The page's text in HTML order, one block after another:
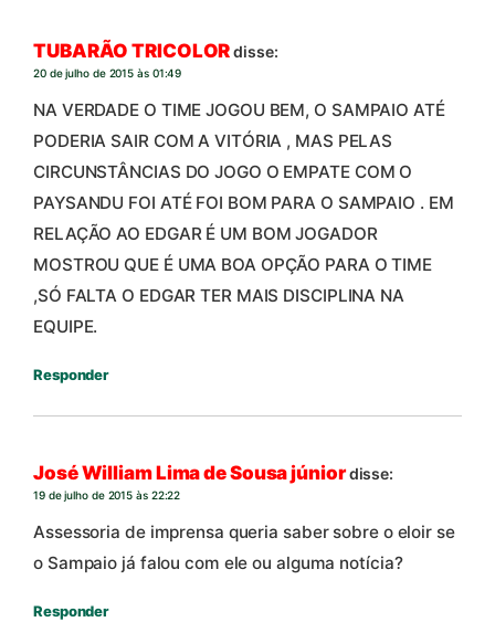
TUBARÃO TRICOLORdisse:
20 de julho de 2015 às 01:49
NA VERDADE O TIME JOGOU BEM, O SAMPAIO ATÉ
PODERIA SAIR COM A VITÓRIA , MAS PELAS
CIRCUNSTÂNCIAS DO JOGO O EMPATE COM O
PAYSANDU FOI ATÉ FOI BOM PARA O SAMPAIO . EM
RELAÇÃO AO EDGAR É UM BOM JOGADOR
MOSTROU QUE É UMA BOA OPÇÃO PARA O TIME
,SÓ FALTA O EDGAR TER MAIS DISCIPLINA NA
EQUIPE.
Responder
José William Lima de Sousa júniordisse:
19 de julho de 2015 às 22:22
Assessoria de imprensa queria saber sobre o eloir se
o Sampaio já falou com ele ou alguma notícia?
Responder